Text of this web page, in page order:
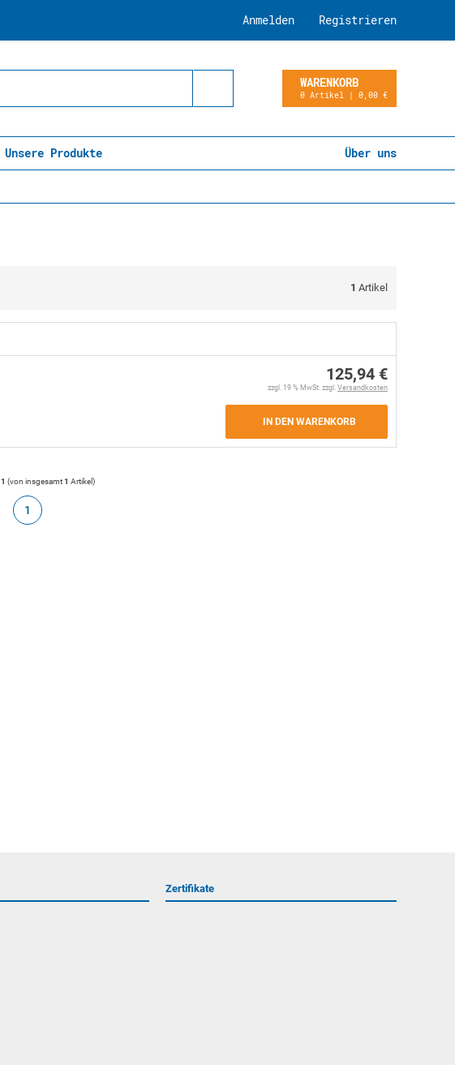
Registrieren
Anmelden
WARENKORB
0 Artikel | 0,00 €
Unsere Produkte Über uns
1 Artikel
125,94 €
zzgl. 19 % MwSt. zzgl. Versandkosten
IN DEN WARENKORB
1 (von insgesamt1 Artikel)
1
Zertifikate